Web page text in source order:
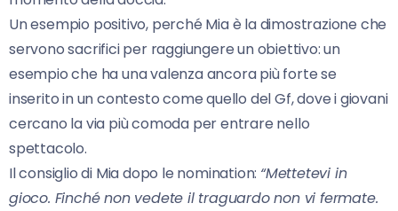
Un esempio positivo, perché Mia è la dimostrazione che
servono sacrifici per raggiungere un obiettivo: un
esempio che ha una valenza ancora più forte se
inserito in un contesto come quello del Gf, dove i giovani
cercano la via più comoda per entrare nello
spettacolo.
Il consiglio di Mia dopo le nomination: “Mettetevi in
gioco. Finché non vedete il traguardo non vi fermate.